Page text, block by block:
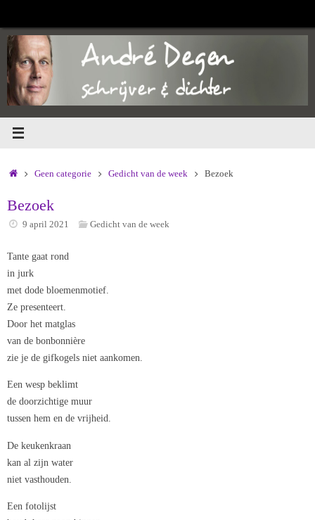
de
inhoud
HomeGeen categorie Gedicht van de week Bezoek
Bezoek
9 april 2021 Gedicht van de week
Tante gaat rond
in jurk
met dode bloemenmotief.
Ze presenteert.
Door het matglas
van de bonbonnière
zie je de gifkogels niet aankomen.
Een wesp beklimt
de doorzichtige muur
tussen hem en de vrijheid.
De keukenkraan
kan al zijn water
niet vasthouden.
Een fotolijst